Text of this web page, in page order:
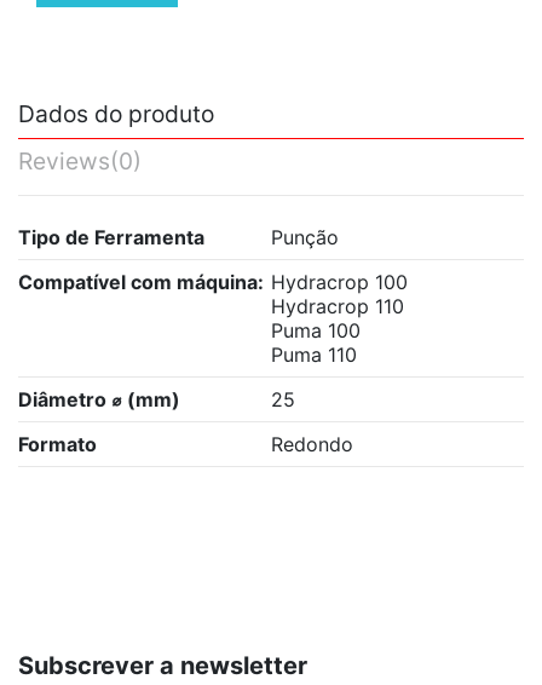
Dados do produto
Reviews(0)
Tipo de Ferramenta
Punção
Compatível com máquina: Hydracrop 100
Hydracrop 110
Puma 100
Puma 110
Diâmetro ⌀ (mm)
25
Formato
Redondo
Subscrever a newsletter